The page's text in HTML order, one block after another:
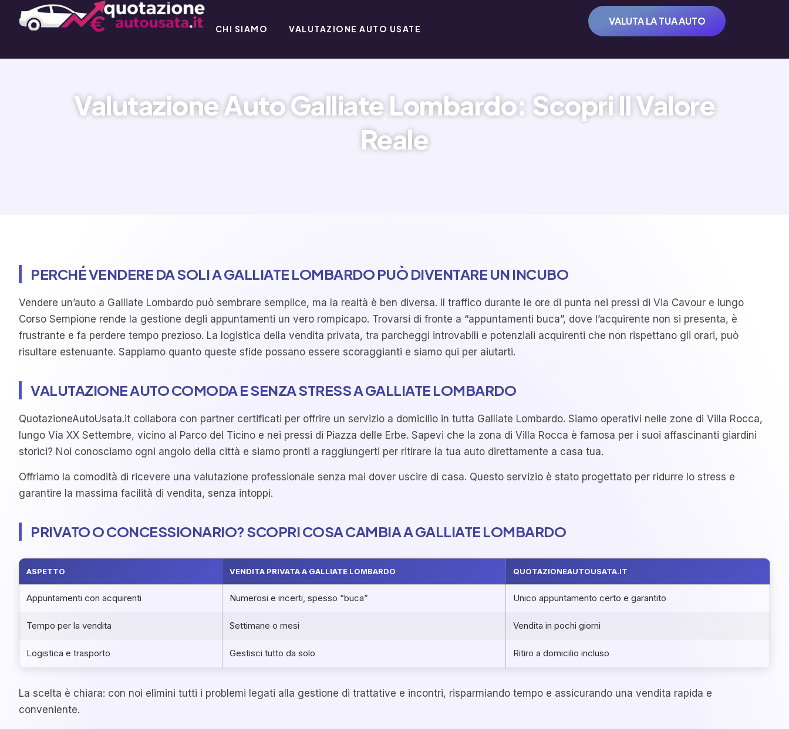
CHI SIAMO VALUTAZIONE AUTO USATE
VALUTA LA TUA AUTO
Valutazione Auto Galliate Lombardo: Scopri Il Valore
Reale
PERCHÉ VENDERE DA SOLI A GALLIATE LOMBARDO PUÒ DIVENTARE UN INCUBO
Vendere un’auto a Galliate Lombardo può sembrare semplice, ma la realtà è ben diversa. Il traffico durante le ore di punta nei pressi di Via Cavour e lungo
Corso Sempione rende la gestione degli appuntamenti un vero rompicapo. Trovarsi di fronte a “appuntamenti buca”, dove l’acquirente non si presenta, è
frustrante e fa perdere tempo prezioso. La logistica della vendita privata, tra parcheggi introvabili e potenziali acquirenti che non rispettano gli orari, può
risultare estenuante. Sappiamo quanto queste sfide possano essere scoraggianti e siamo qui per aiutarti.
VALUTAZIONE AUTO COMODA E SENZA STRESS A GALLIATE LOMBARDO
QuotazioneAutoUsata.it collabora con partner certificati per offrire un servizio a domicilio in tutta Galliate Lombardo. Siamo operativi nelle zone di Villa Rocca,
lungo Via XX Settembre, vicino al Parco del Ticino e nei pressi di Piazza delle Erbe. Sapevi che la zona di Villa Rocca è famosa per i suoi affascinanti giardini
storici? Noi conosciamo ogni angolo della città e siamo pronti a raggiungerti per ritirare la tua auto direttamente a casa tua.
Offriamo la comodità di ricevere una valutazione professionale senza mai dover uscire di casa. Questo servizio è stato progettato per ridurre lo stress e
garantire la massima facilità di vendita, senza intoppi.
PRIVATO O CONCESSIONARIO? SCOPRI COSA CAMBIA A GALLIATE LOMBARDO
ASPETTO VENDITA PRIVATA A GALLIATE LOMBARDO QUOTAZIONEAUTOUSATA.IT
Appuntamenti con acquirenti Numerosi e incerti, spesso “buca” Unico appuntamento certo e garantito
Tempo per la vendita Settimane o mesi Vendita in pochi giorni
Logistica e trasporto Gestisci tutto da solo Ritiro a domicilio incluso
La scelta è chiara: con noi elimini tutti i problemi legati alla gestione di trattative e incontri, risparmiando tempo e assicurando una vendita rapida e
conveniente.